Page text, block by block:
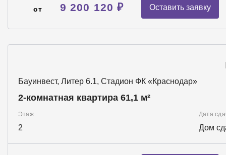
от 9 200 120 ₽ Оставить заявку
Бауинвест, Литер 6.1, Стадион ФК «Краснодар»
2-комнатная квартира 61,1 м²
Этаж
2
Дата
Дом